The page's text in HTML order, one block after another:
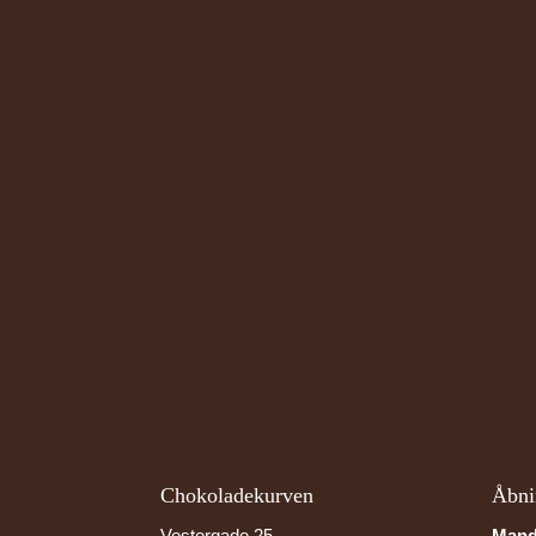
Chokoladekurven